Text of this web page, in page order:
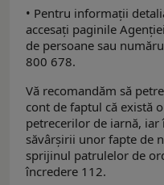
• Pentru informații
accesați paginile
de persoane sau
800 678.
Vă recomandăm să
cont de faptul că există
petrecerilor de iarnă,
săvârșirii unor fapte de
sprijinul patrulelor de
încredere 112.